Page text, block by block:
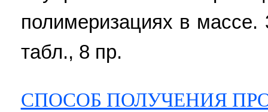
полимеризациях в
табл., 8 пр.
СПОСОБ ПОЛУЧЕНИЯ